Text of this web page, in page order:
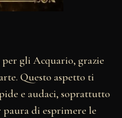
gli Acquario, grazie
Questo aspetto ti
e audaci, soprattutto
di esprimere le